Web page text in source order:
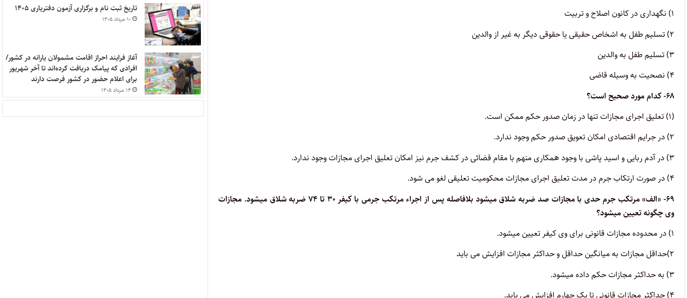
۱) نگهداری در کانون اصلاح و تربیت
۲) تسلیم طفل به اشخاص حقیقی یا حقوقی دیگر به غیر از والدین
۳) تسلیم طفل به والدین
۴) نصحیت به وسیله قاضی
۶۸- کدام مورد صحیح است؟
(۱) تعلیق اجرای مجازات تنها در زمان صدور حکم ممکن است.
۲) در جرایم اقتصادی امکان تعویق صدور حکم وجود ندارد.
۳) در آدم ربایی و اسید پاشی با وجود همکاری منهم با مقام قضائی در کشف جرم نیز امکان تعلیق اجرای مجازات وجود ندارد.
۴) در صورت ارتکاب جرم در مدت تعلیق اجرای مجازات محکومیت تعلیقی لغو می شود.
۶۹- «الف» مرتکب جرم حدی با مجازات صد ضربه شلاق میشود بلافاصله پس از اجراء مرتکب جرمی با کیفر ۳۰ تا ۷۴ ضربه شلاق میشود. مجازات
وی چگونه تعیین میشود؟
۱) در محدوده مجازات قانونی برای وی کیفر تعیین میشود.
۲)حداقل مجازات به میانگین حداقل و حداکثر مجازات افزایش می باید
۳) به حداکثر مجازات حکم داده میشود.
۴) حداکثر مجازات قانونی تا یک چهارم افزایش می یابد.
تاریخ ثبت نام و برگزاری آزمون دفتریاری ۱۴۰۵
۱۰ مرداد ۱۴۰۵
آغاز فرایند احراز اقامت مشمولان یارانه در کشور/
افرادی که پیامک دریافت کرده‌اند تا آخر شهریور
برای اعلام حضور در کشور فرصت دارند
۱۴ مرداد ۱۴۰۵